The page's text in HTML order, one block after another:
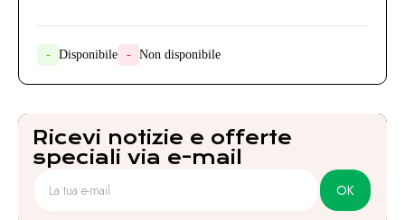
- Disponibile - Non disponibile
Ricevi notizie e offerte
speciali via e-mail
OK